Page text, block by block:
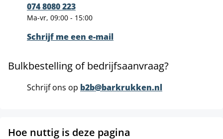
074 8080 223
Ma-vr, 09:00 - 15:00
Schrijf me een e-mail
Bulkbestelling of bedrijfsaanvraag?
Schrijf ons op b2b@barkrukken.nl
Hoe nuttig is deze pagina